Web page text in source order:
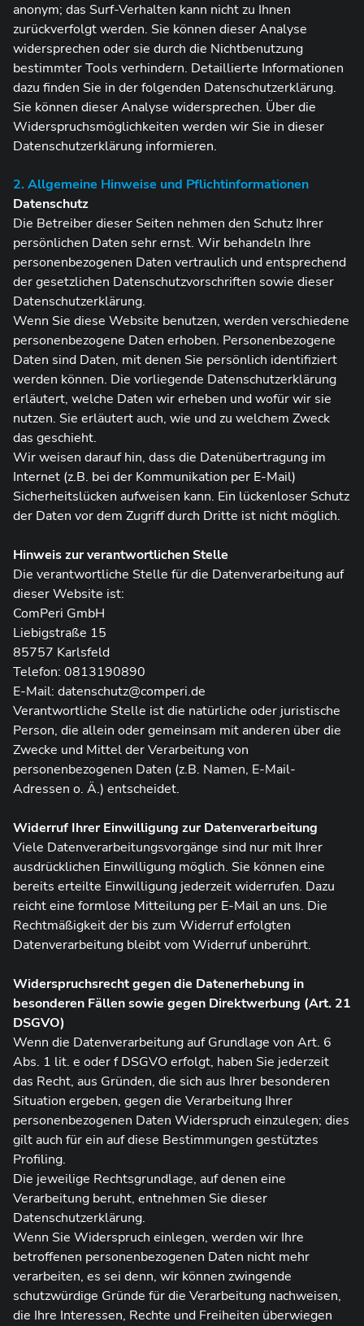
anonym; das Surf-Verhalten kann nicht zu Ihnen
zurückverfolgt werden. Sie können dieser Analyse
widersprechen oder sie durch die Nichtbenutzung
bestimmter Tools verhindern. Detaillierte Informationen
dazu finden Sie in der folgenden Datenschutzerklärung.
Sie können dieser Analyse widersprechen. Über die
Widerspruchsmöglichkeiten werden wir Sie in dieser
Datenschutzerklärung informieren.
2. Allgemeine Hinweise und Pflichtinformationen
Datenschutz
Die Betreiber dieser Seiten nehmen den Schutz Ihrer
persönlichen Daten sehr ernst. Wir behandeln Ihre
personenbezogenen Daten vertraulich und entsprechend
der gesetzlichen Datenschutzvorschriften sowie dieser
Datenschutzerklärung.
Wenn Sie diese Website benutzen, werden verschiedene
personenbezogene Daten erhoben. Personenbezogene
Daten sind Daten, mit denen Sie persönlich identifiziert
werden können. Die vorliegende Datenschutzerklärung
erläutert, welche Daten wir erheben und wofür wir sie
nutzen. Sie erläutert auch, wie und zu welchem Zweck
das geschieht.
Wir weisen darauf hin, dass die Datenübertragung im
Internet (z.B. bei der Kommunikation per E-Mail)
Sicherheitslücken aufweisen kann. Ein lückenloser Schutz
der Daten vor dem Zugriff durch Dritte ist nicht möglich.
Hinweis zur verantwortlichen Stelle
Die verantwortliche Stelle für die Datenverarbeitung auf
dieser Website ist:
ComPeri GmbH
Liebigstraße 15
85757 Karlsfeld
Telefon: 0813190890
E-Mail: datenschutz@comperi.de
Verantwortliche Stelle ist die natürliche oder juristische
Person, die allein oder gemeinsam mit anderen über die
Zwecke und Mittel der Verarbeitung von
personenbezogenen Daten (z.B. Namen, E-Mail-
Adressen o. Ä.) entscheidet.
Widerruf Ihrer Einwilligung zur Datenverarbeitung
Viele Datenverarbeitungsvorgänge sind nur mit Ihrer
ausdrücklichen Einwilligung möglich. Sie können eine
bereits erteilte Einwilligung jederzeit widerrufen. Dazu
reicht eine formlose Mitteilung per E-Mail an uns. Die
Rechtmäßigkeit der bis zum Widerruf erfolgten
Datenverarbeitung bleibt vom Widerruf unberührt.
Widerspruchsrecht gegen die Datenerhebung in
besonderen Fällen sowie gegen Direktwerbung (Art. 21
DSGVO)
Wenn die Datenverarbeitung auf Grundlage von Art. 6
Abs. 1 lit. e oder f DSGVO erfolgt, haben Sie jederzeit
das Recht, aus Gründen, die sich aus Ihrer besonderen
Situation ergeben, gegen die Verarbeitung Ihrer
personenbezogenen Daten Widerspruch einzulegen; dies
gilt auch für ein auf diese Bestimmungen gestütztes
Profiling.
Die jeweilige Rechtsgrundlage, auf denen eine
Verarbeitung beruht, entnehmen Sie dieser
Datenschutzerklärung.
Wenn Sie Widerspruch einlegen, werden wir Ihre
betroffenen personenbezogenen Daten nicht mehr
verarbeiten, es sei denn, wir können zwingende
schutzwürdige Gründe für die Verarbeitung nachweisen,
die Ihre Interessen, Rechte und Freiheiten überwiegen